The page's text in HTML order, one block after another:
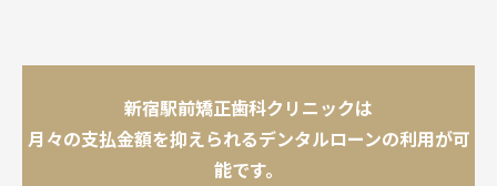
新宿駅前矯正歯科クリニックは
月々の支払金額を抑えられるデンタルローンの利用が可
能です。